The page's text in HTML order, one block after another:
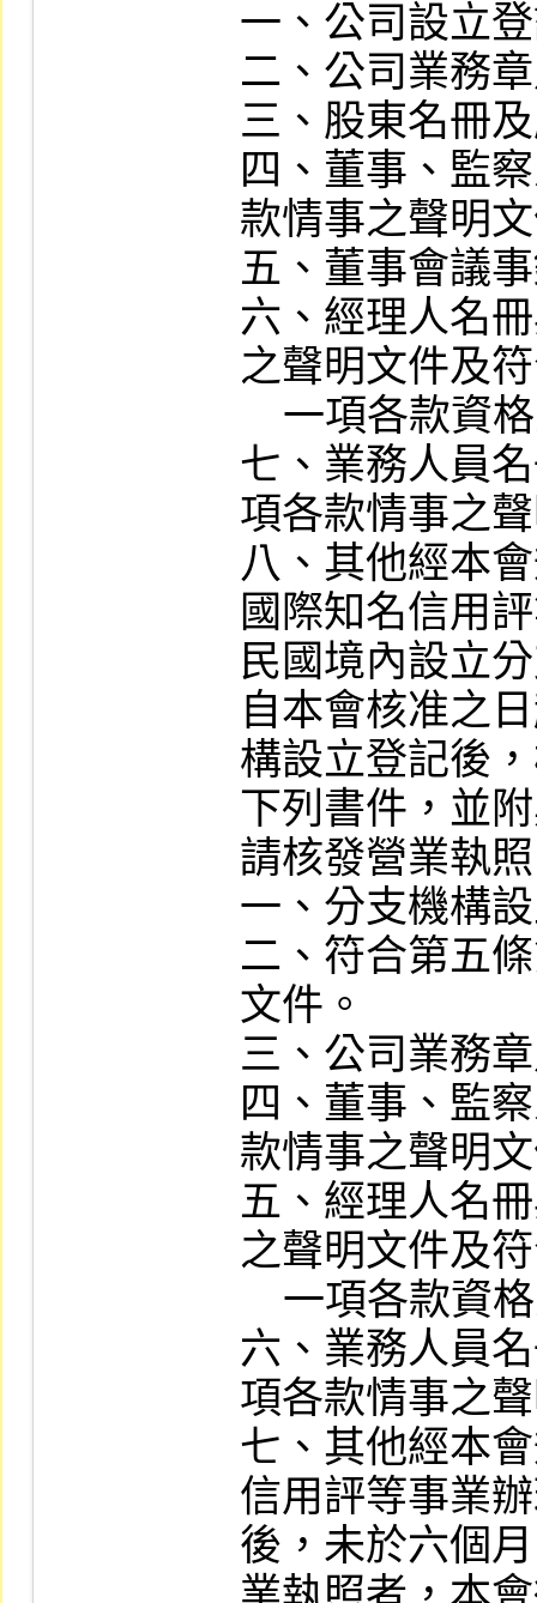
一、公司設立
二、公司業務
三、股東名冊
四、董事、監
款情事之聲明
五、董事會議
六、經理人名
之聲明文件及
七、業務人員
項各款情事之
八、其他經本
國際知名信用
民國境內設立
自本會核准之
構設立登記後
下列書件，並
請核發營業執
一、分支機構
二、符合第五
文件。
三、公司業務
四、董事、監
款情事之聲明
五、經理人名
之聲明文件及
六、業務人員
項各款情事之
七、其他經本
信用評等事業
後，未於六個